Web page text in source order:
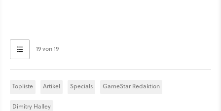
19 von 19
Topliste Artikel Specials GameStar Redaktion
Dimitry Halley